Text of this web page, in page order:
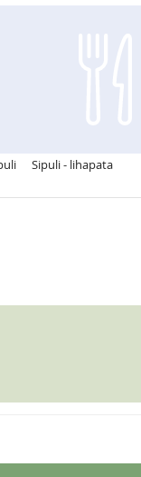
Sipuli - lihapata